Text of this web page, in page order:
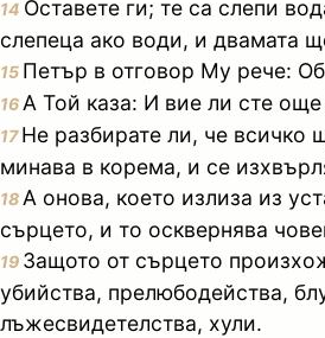
14 Оставете ги; те са слепи
слепеца ако води, и двамата
15 Петър в отговор Му рече:
16 А Той каза: И вие ли сте
17Не разбирате ли, че всичко
минава в корема, и се
18 А онова, което излиза из
сърцето, и то осквернява
19 Защото от сърцето
убийства, прелюбодейства,
лъжесвидетелства, хули.